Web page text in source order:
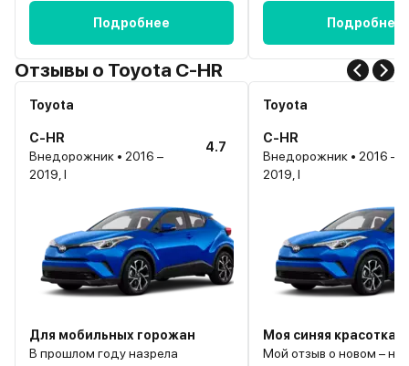
Подробнее Подробнее
Отзывы о Toyota C-HR
Toyota
C-HR
Внедорожник • 2016 –
2019, I
4.7
Для мобильных горожан
В прошлом году назрела
Toyota
C-HR
Внедорожник • 2016 –
2019, I
Моя синяя красотка
Мой отзыв о новом – не